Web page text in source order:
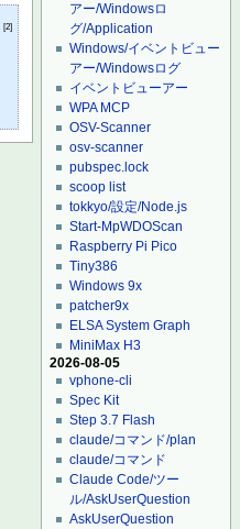
[2]
アー/Windowsロ
グ/Application
Windows/イベントビュー
アー/Windowsログ
イベントビューアー
WPA MCP
OSV-Scanner
osv-scanner
pubspec.lock
scoop list
tokkyo/設定/Node.js
Start-MpWDOScan
Raspberry Pi Pico
Tiny386
Windows 9x
patcher9x
ELSA System Graph
MiniMax H3
2026-08-05
vphone-cli
Spec Kit
Step 3.7 Flash
claude/コマンド/plan
claude/コマンド
Claude Code/ツー
ル/AskUserQuestion
AskUserQuestion